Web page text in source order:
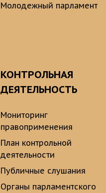
Молодежный парламент
КОНТРОЛЬНАЯ
ДЕЯТЕЛЬНОСТЬ
Мониторинг
правоприменения
План контрольной
деятельности
Публичные слушания
Органы парламентского